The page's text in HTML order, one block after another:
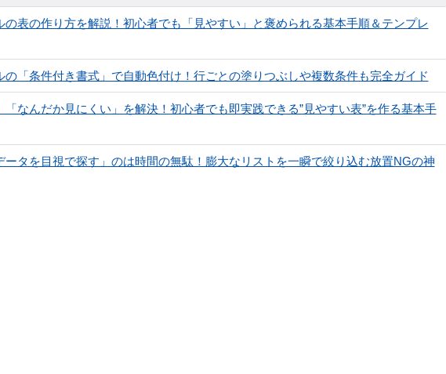
の表の作り方を解説！初心者でも「見やすい」と褒められる基本手順＆テンプレ
の「条件付き書式」で自動色付け！行ごとの塗りつぶしや複数条件も完全ガイド
「なんだか見にくい」を解決！初心者でも即実践できる”見やすい表”を作る基本手
ータを目視で探す」のは時間の無駄！膨大なリストを一瞬で絞り込む放置NGの神